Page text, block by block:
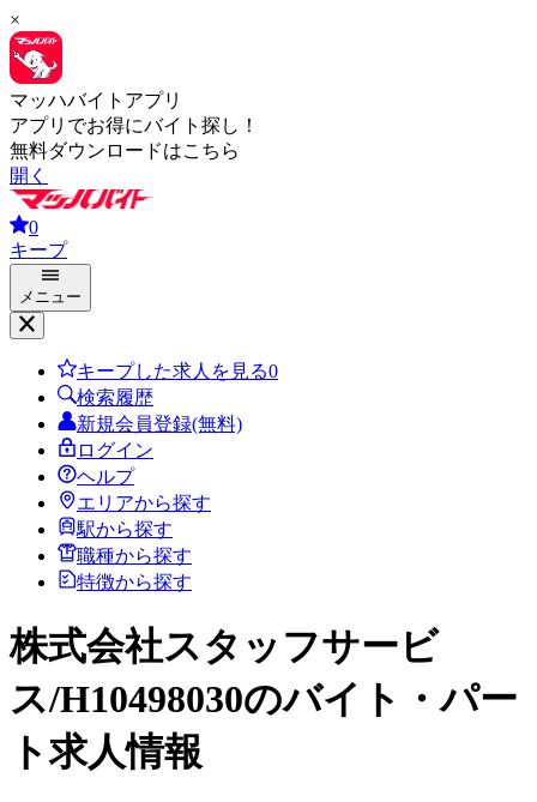
×
マッハバイトアプリ
アプリでお得にバイト探し！
無料ダウンロードはこちら
開く
0
キープ
メニュー
キープした求人を見る0
検索履歴
新規会員登録(無料)
ログイン
ヘルプ
エリアから探す
駅から探す
職種から探す
特徴から探す
株式会社スタッフサービ
ス/H10498030のバイト・パー
ト求人情報